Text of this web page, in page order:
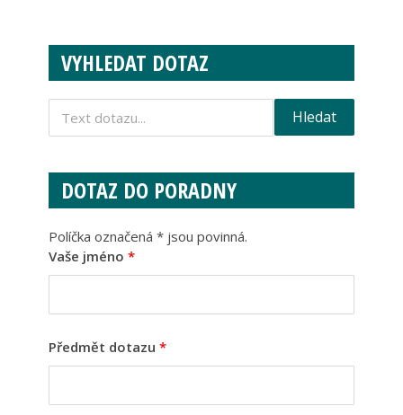
VYHLEDAT DOTAZ
DOTAZ DO PORADNY
Políčka označená * jsou povinná.
Vaše jméno *
Předmět dotazu *